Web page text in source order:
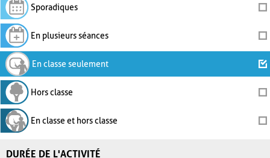
Sporadiques
En plusieurs séances
En classe seulement
Hors classe
En classe et hors classe
DURÉE DE L'ACTIVITÉ